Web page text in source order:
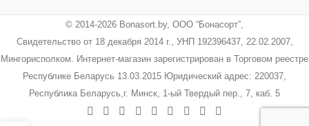
© 2014-2026 Bonasort.by, ООО “Бонасорт”,
Свидетельство от 18 декабря 2014 г., УНП 192396437, 22.02.2007,
Мингорисполком. Интернет-магазин зарегистрирован в Торговом реестре
Республике Беларусь 13.03.2015 Юридический адрес: 220037,
Республика Беларусь,г. Минск, 1-ый Твердый пер., 7, каб. 5